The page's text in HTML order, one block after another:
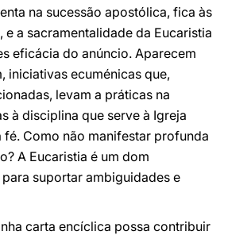
na sucessão apostólica, fica às
a sacramentalidade da Eucaristia
eficácia do anúncio. Aparecem
iniciativas ecuménicas que,
levam a práticas na
à disciplina que serve à Igreja
fé. Como não manifestar profunda
A Eucaristia é um dom
suportar ambiguidades e
carta encíclica possa contribuir